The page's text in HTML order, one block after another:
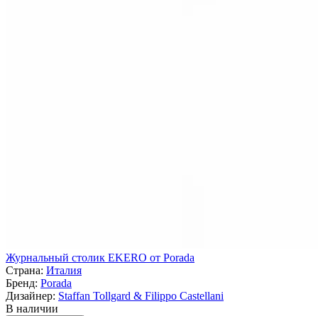
Журнальный столик EKERO от Porada
Страна: Италия
Бренд: Porada
Дизайнер: Staffan Tollgard & Filippo Castellani
В наличии